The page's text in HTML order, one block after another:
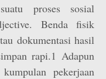
proses sosial
Benda fisik
dokumentasi hasil
rapi.1 Adapun
pekerjaan